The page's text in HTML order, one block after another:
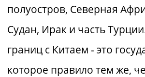
полуостров, Северная
Судан, Ирак и часть
границ с Китаем - это
которое правило тем же,